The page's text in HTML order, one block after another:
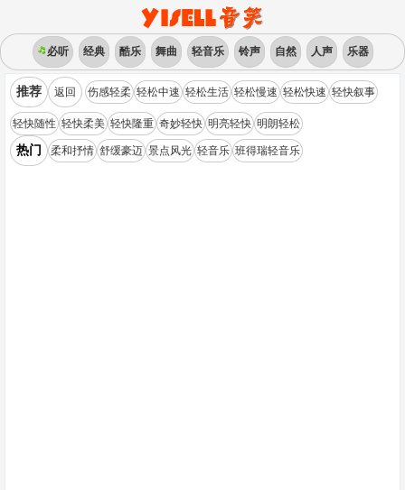
必听 经典 酷乐 舞曲 轻音乐 铃声 自然 人声 乐器
推荐 返回 伤感轻柔 轻松中速 轻松生活 轻松慢速 轻松快速 轻快叙事
轻快随性 轻快柔美 轻快隆重 奇妙轻快 明亮轻快 明朗轻松
热门 柔和抒情 舒缓豪迈 景点风光 轻音乐 班得瑞轻音乐